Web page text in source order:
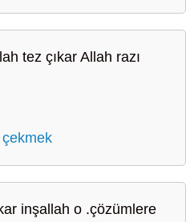
tez çıkar Allah razı
inşallah o .çözümlere